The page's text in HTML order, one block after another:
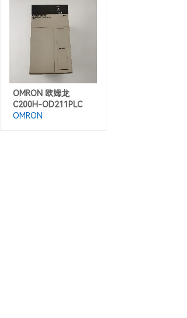
OMRON 欧姆龙
C200H-OD211PLC
OMRON